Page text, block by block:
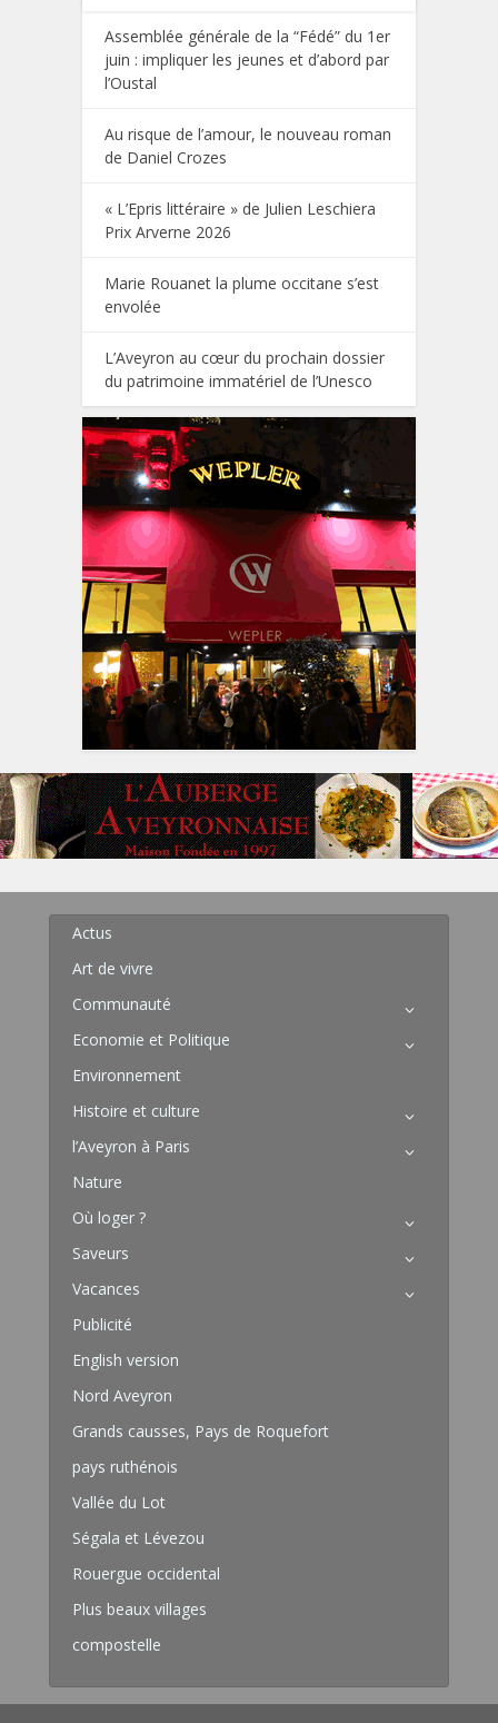
Assemblée générale de la “Fédé” du 1er
juin : impliquer les jeunes et d’abord par
l’Oustal
Au risque de l’amour, le nouveau roman
de Daniel Crozes
« L’Epris littéraire » de Julien Leschiera
Prix Arverne 2026
Marie Rouanet la plume occitane s’est
envolée
L’Aveyron au cœur du prochain dossier
du patrimoine immatériel de l’Unesco
Actus
Art de vivre
Communauté
Economie et Politique
Environnement
Histoire et culture
l’Aveyron à Paris
Nature
Où loger ?
Saveurs
Vacances
Publicité
English version
Nord Aveyron
Grands causses, Pays de Roquefort
pays ruthénois
Vallée du Lot
Ségala et Lévezou
Rouergue occidental
Plus beaux villages
compostelle